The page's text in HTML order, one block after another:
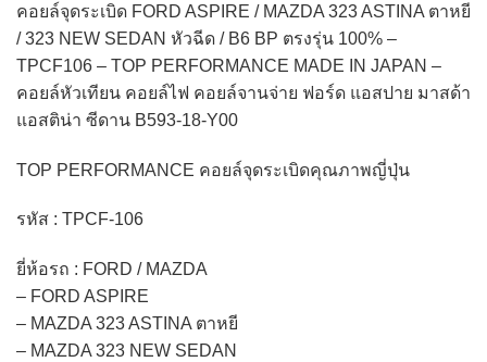
was:
฿2,013.00.
is:
฿1,338.00.
คอยล์จุดระเบิด FORD ASPIRE / MAZDA 323 ASTINA ตาหยี
/ 323 NEW SEDAN หัวฉีด / B6 BP ตรงรุ่น 100% –
TPCF106 – TOP PERFORMANCE MADE IN JAPAN –
คอยล์หัวเทียน คอยล์ไฟ คอยล์จานจ่าย ฟอร์ด แอสปาย มาสด้า
แอสติน่า ซีดาน B593-18-Y00
TOP PERFORMANCE คอยล์จุดระเบิดคุณภาพญี่ปุ่น
รหัส : TPCF-106
ยี่ห้อรถ : FORD / MAZDA
– FORD ASPIRE
– MAZDA 323 ASTINA ตาหยี
– MAZDA 323 NEW SEDAN